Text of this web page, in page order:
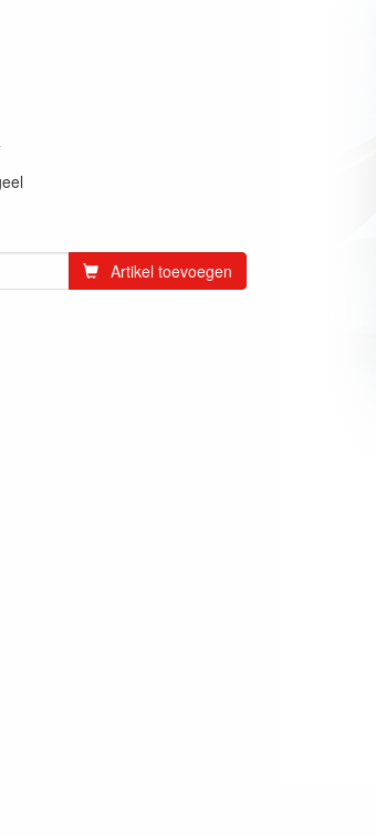
Artikel toevoegen